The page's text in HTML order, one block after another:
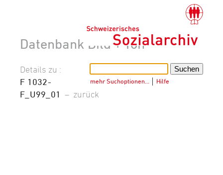
Datenbank Bild + Ton
mehr Suchoptionen… Hilfe
Details zu :
F 1032-
F_U99_01 – zurück